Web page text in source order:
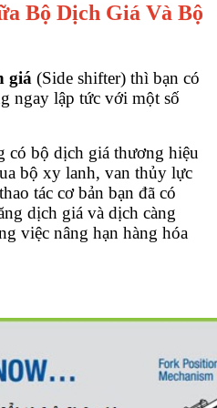
Bộ Dịch Giá Và Bộ
giá (Side shifter) thì bạn có
ngay lập tức với một số
có bộ dịch giá thương hiệu
bộ xy lanh, van thủy lực
tác cơ bản bạn đã có
dịch giá và dịch càng
việc nâng hạn hàng hóa